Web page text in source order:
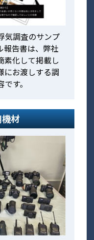
気調査のサンプ
報告書は、弊社
素化して掲載し
にお渡しする調
す。
材